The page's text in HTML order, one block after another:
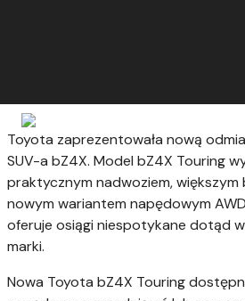
Toyota zaprezentowała nową
SUV-a bZ4X. Model bZ4X Touring
praktycznym nadwoziem, większym
nowym wariantem napędowym
oferuje osiągi niespotykane dotąd
marki.
Nowa Toyota bZ4X Touring